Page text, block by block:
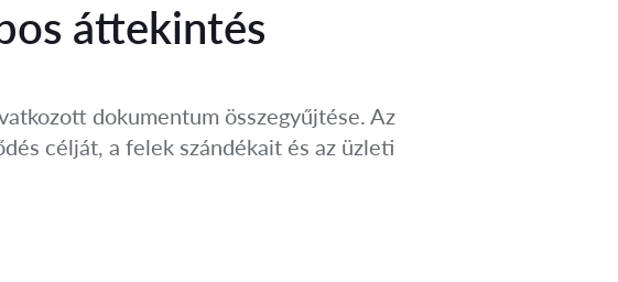
áttekintés
dokumentum összegyűjtése. Az
célját, a felek szándékait és az üzleti